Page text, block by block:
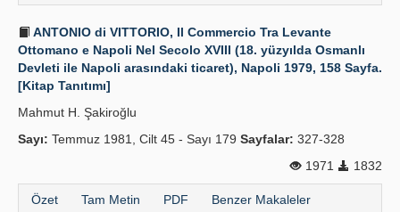
ANTONIO di VITTORIO, Il Commercio Tra Levante
Ottomano e Napoli Nel Secolo XVIII (18. yüzyılda Osmanlı
Devleti ile Napoli arasındaki ticaret), Napoli 1979, 158 Sayfa.
[Kitap Tanıtımı]
Mahmut H. Şakiroğlu
Sayı: Temmuz 1981, Cilt 45 - Sayı 179 Sayfalar: 327-328
1971
1832
Özet Tam Metin PDF Benzer Makaleler